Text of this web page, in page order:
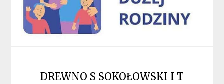
DREWNO S SOKOŁOWSKI I T